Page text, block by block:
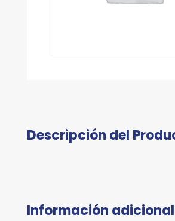
Descripción del
Información adicional